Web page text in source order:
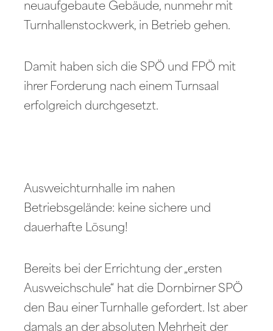
neuaufgebaute Gebäude, nunmehr mit
Turnhallenstockwerk, in Betrieb gehen.
Damit haben sich die SPÖ und FPÖ mit
ihrer Forderung nach einem Turnsaal
erfolgreich durchgesetzt.
Ausweichturnhalle im nahen
Betriebsgelände: keine sichere und
dauerhafte Lösung!
Bereits bei der Errichtung der „ersten
Ausweichschule“ hat die Dornbirner SPÖ
den Bau einer Turnhalle gefordert. Ist aber
damals an der absoluten Mehrheit der